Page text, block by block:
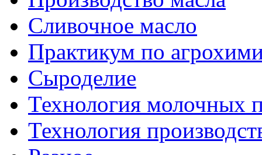
Сливочное масло
Практикум по
Сыроделие
Технология молочных
Технология